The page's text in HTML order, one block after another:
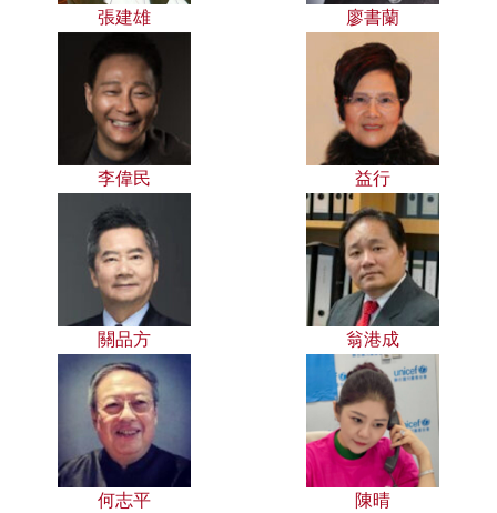
張建雄 廖書蘭
李偉民 益行
關品方 翁港成
何志平 陳晴